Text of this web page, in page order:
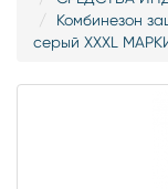
Комбинезон
серый XХXL